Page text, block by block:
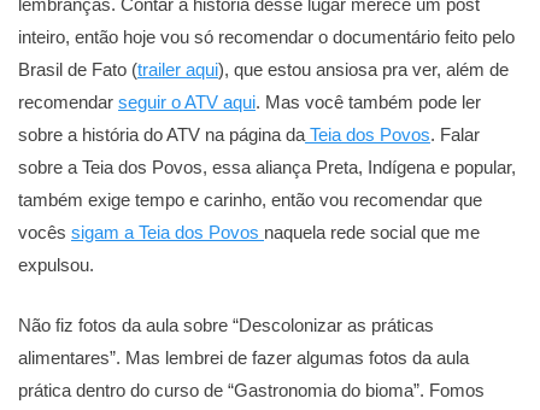
lembranças. Contar a história desse lugar merece um post
inteiro, então hoje vou só recomendar o documentário feito pelo
Brasil de Fato (trailer aqui), que estou ansiosa pra ver, além de
recomendar seguir o ATV aqui. Mas você também pode ler
sobre a história do ATV na página da Teia dos Povos. Falar
sobre a Teia dos Povos, essa aliança Preta, Indígena e popular,
também exige tempo e carinho, então vou recomendar que
vocês sigam a Teia dos Povos naquela rede social que me
expulsou.
Não fiz fotos da aula sobre “Descolonizar as práticas
alimentares”. Mas lembrei de fazer algumas fotos da aula
prática dentro do curso de “Gastronomia do bioma”. Fomos